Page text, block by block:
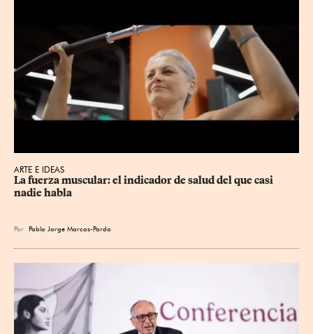
ARTE E IDEAS
La fuerza muscular: el indicador de salud del que casi
nadie habla
Por Pablo Jorge Marcos-Pardo